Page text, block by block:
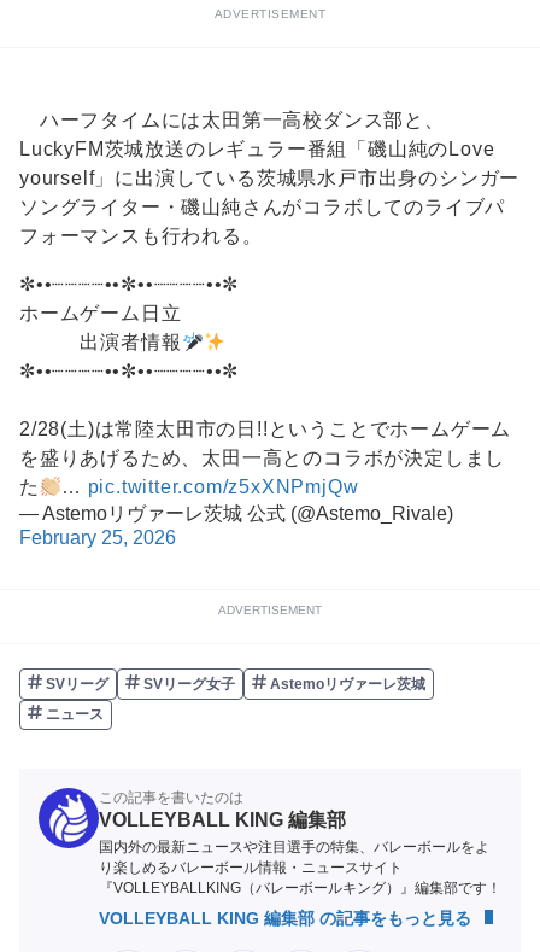
ADVERTISEMENT
ハーフタイムには太田第一高校ダンス部と、
LuckyFM茨城放送のレギュラー番組「磯山純のLove
yourself」に出演している茨城県水戸市出身のシンガー
ソングライター・磯山純さんがコラボしてのライブパ
フォーマンスも行われる。
✼••┈┈┈┈••✼••┈┈┈┈••✼
ホームゲーム日立
出演者情報
✼••┈┈┈┈••✼••┈┈┈┈••✼
2/28(土)は常陸太田市の日!!ということでホームゲーム
を盛りあげるため、太田一高とのコラボが決定しまし
た
… pic.twitter.com/z5xXNPmjQw
— Astemoリヴァーレ茨城 公式 (@Astemo_Rivale)
February 25, 2026
ADVERTISEMENT
SVリーグ SVリーグ女子
Astemoリヴァーレ茨城
ニュース
この記事を書いたのは
VOLLEYBALL KING 編集部
国内外の最新ニュースや注目選手の特集、バレーボールをよ
り楽しめるバレーボール情報・ニュースサイト
『VOLLEYBALLKING（バレーボールキング）』編集部です！
VOLLEYBALL KING 編集部 の記事をもっと見る